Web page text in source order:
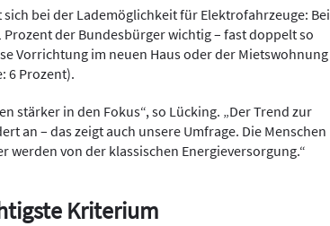
bei der Lademöglichkeit für Elektrofahrzeuge: Bei
der Bundesbürger wichtig – fast doppelt so
Vorrichtung im neuen Haus oder der Mietswohnung
6 Prozent).
stärker in den Fokus“, so Lücking. „Der Trend zur
an – das zeigt auch unsere Umfrage. Die Menschen
werden von der klassischen Energieversorgung.“
Kriterium